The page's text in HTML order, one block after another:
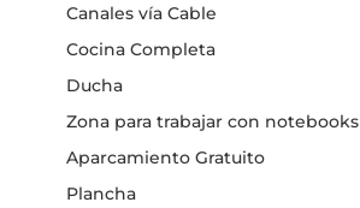
Canales vía Cable
Cocina Completa
Ducha
Zona para trabajar con notebooks
Aparcamiento Gratuito
Plancha